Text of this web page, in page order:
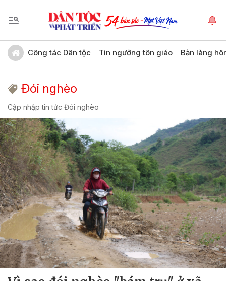
Công tác Dân tộc Tín ngưỡng tôn giáo Bản làng
Đói nghèo
Cập nhập tin tức Đói nghèo